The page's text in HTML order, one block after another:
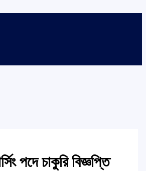
পদে চাকুরি বিজ্ঞপ্তি